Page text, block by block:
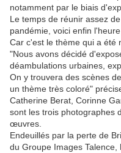
notamment par le biais
Le temps de réunir assez
pandémie, voici enfin
Car c'est le thème qui a été
"Nous avons décidé
déambulations urbaines,
On y trouvera des scènes
un thème très coloré"
Catherine Berat, Corinne
sont les trois photographes
œuvres.
Endeuillés par la perte de
du Groupe Images